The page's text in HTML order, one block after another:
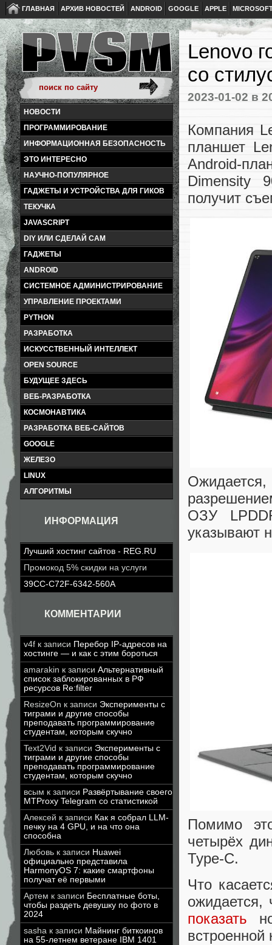
ГЛАВНАЯ АРХИВ НОВОСТЕЙ ANDROID GOOGLE APPLE
НОВОСТИ
ПРОГРАММИРОВАНИЕ
ИНФОРМАЦИОННАЯ БЕЗОПАСНОСТЬ
ЭТО ИНТЕРЕСНО
НАУЧНО-ПОПУЛЯРНОЕ
ГАДЖЕТЫ И УСТРОЙСТВА ДЛЯ ГИКОВ
ТЕКУЧКА
JAVASCRIPT
DIY ИЛИ СДЕЛАЙ САМ
ГАДЖЕТЫ
ANDROID
СИСТЕМНОЕ АДМИНИСТРИРОВАНИЕ
УПРАВЛЕНИЕ ПРОЕКТАМИ
PYTHON
РАЗРАБОТКА
ИСКУССТВЕННЫЙ ИНТЕЛЛЕКТ
OPEN SOURCE
БУДУЩЕЕ ЗДЕСЬ
ВЕБ-РАЗРАБОТКА
КОСМОНАВТИКА
РАЗРАБОТКА ВЕБ-САЙТОВ
GOOGLE
ЖЕЛЕЗО
LINUX
АЛГОРИТМЫ
ИНФОРМАЦИЯ
Лучший хостинг сайтов - REG.RU
Промокод 5% скидки на услуги
39CC-C72F-6342-560A
КОММЕНТАРИИ
v4f к записи Перебор IP-адресов на
хостинге — и как с этим бороться
amarakin к записи Альтернативный
список заблокированных в РФ
ресурсов Re:filter
ResizeOn к записи Эксперименты с
тиграми и другие способы
преподавать программирование
студентам, которым скучно
Text2Vid к записи Эксперименты с
тиграми и другие способы
преподавать программирование
студентам, которым скучно
всым к записи Развёртывание своего
MTProxy Telegram со статистикой
Алексей к записи Как я собрал LLM-
печку на 4 GPU, и на что она
способна
Любовь к записи Huawei
официально представила
HarmonyOS 7: какие смартфоны
получат её первыми
Артем к записи Бесплатные боты,
чтобы раздеть девушку по фото в
2024
sasha к записи Майнинг биткоинов
на 55-летнем ветеране IBM 1401
Lenovo
со
2023-01-02 в
Компания
планшет
Android-
Dimensity
получит
ОЗУ
указывают
Помимо
четырёх
Type-C.
Что
ожидается,
показать